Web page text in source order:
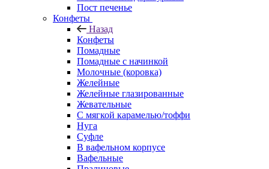
Пост печенье
Конфеты
Назад
Конфеты
Помадные
Помадные с начинкой
Молочные (коровка)
Желейные
Желейные глазированные
Жевательные
С мягкой карамелью/тоффи
Нуга
Суфле
В вафельном корпусе
Вафельные